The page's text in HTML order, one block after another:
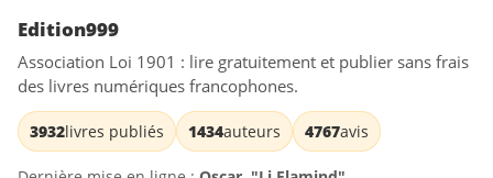
Edition999
Association Loi 1901 : lire gratuitement et publier sans frais
des livres numériques francophones.
3932livres publiés 1434auteurs 4767avis